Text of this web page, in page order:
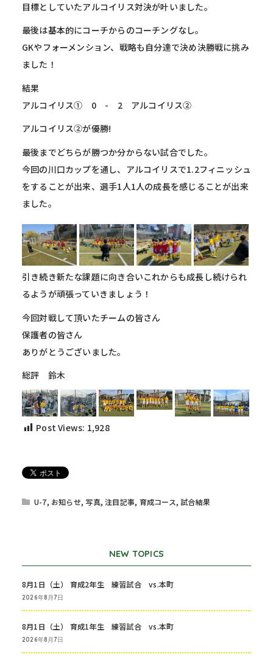
目標としていたアルコイリス対決が叶いました。
最後は基本的にコーチからのコーチングなし。
GKやフォーメンション、戦略も自分達で決め決勝戦に挑み
ました！
結果
アルコイリス① 0 - 2 アルコイリス②
アルコイリス②が優勝!
最後までどちらが勝つか分からない試合でした。
今回の川口カップを通し、アルコイリスで1.2フィニッシュ
をすることが出来、選手1人1人の成長を感じることが出来
ました。
引き続き新たな課題に向き合いこれからも成長し続けられ
るようが頑張っていきましょう！
今回対戦して頂いたチームの皆さん
保護者の皆さん
ありがとうございました。
総評 鈴木
Post Views: 1,928
U-7, お知らせ, 写真,注目記事, 育成コース,試合結果
NEW TOPICS
8月1日（土） 育成2年生 練習試合 vs.本町
2026年8月7日
8月1日（土） 育成1年生 練習試合 vs.本町
2026年8月7日